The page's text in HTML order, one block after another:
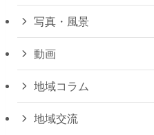
写真・風景
動画
地域コラム
地域交流